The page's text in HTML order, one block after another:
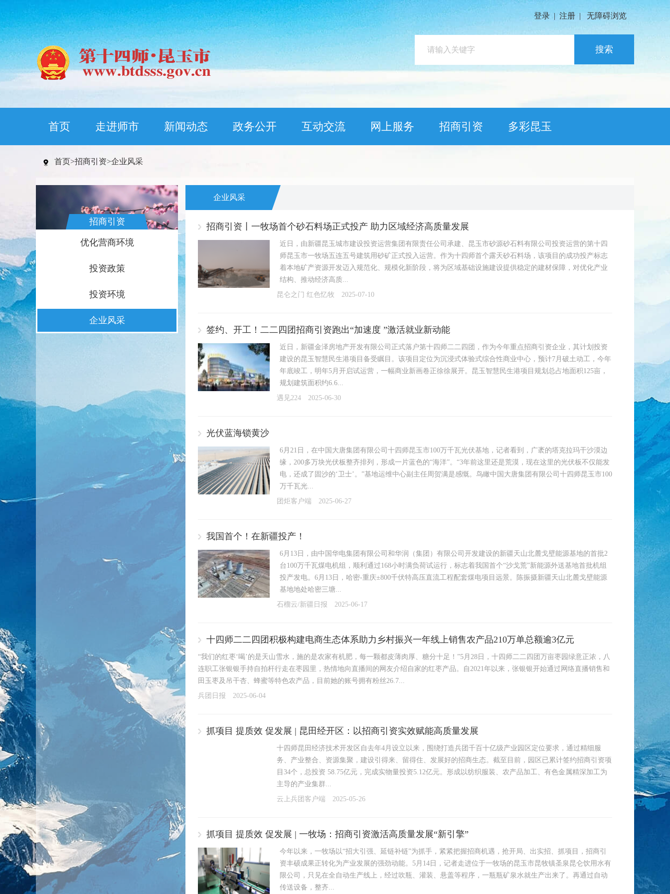
登录 | 注册 | 无障碍浏览
搜索
首页 走进师市 新闻动态 政务公开 互动交流 网上服务 招商引资 多彩昆玉
首页>招商引资>企业风采
招商引资
优化营商环境
投资政策
投资环境
企业风采
企业风采
招商引资丨一牧场首个砂石料场正式投产 助力区域经济高质量发展
近日，由新疆昆玉城市建设投资运营集团有限责任公司承建、昆玉市砂源砂石料有限公司投资运营的第十四
师昆玉市一牧场五连五号建筑用砂矿正式投入运营。作为十四师首个露天砂石料场，该项目的成功投产标志
着本地矿产资源开发迈入规范化、规模化新阶段，将为区域基础设施建设提供稳定的建材保障，对优化产业
结构、推动经济高质...
昆仑之门 红色忆牧
2025-07-10
签约、开工！二二四团招商引资跑出“加速度 ”激活就业新动能
近日，新疆金泽房地产开发有限公司正式落户第十四师二二四团，作为今年重点招商引资企业，其计划投资
建设的昆玉智慧民生港项目备受瞩目。该项目定位为沉浸式体验式综合性商业中心，预计7月破土动工，今年
年底竣工，明年5月开启试运营，一幅商业新画卷正徐徐展开。昆玉智慧民生港项目规划总占地面积125亩，
规划建筑面积约6.6...
遇见224
2025-06-30
光伏蓝海锁黄沙
6月21日，在中国大唐集团有限公司十四师昆玉市100万千瓦光伏基地，记者看到，广袤的塔克拉玛干沙漠边
缘，200多万块光伏板整齐排列，形成一片蓝色的“海洋”。“3年前这里还是荒漠，现在这里的光伏板不仅能发
电，还成了固沙的‘卫士’。”基地运维中心副主任周贺满是感慨。鸟瞰中国大唐集团有限公司十四师昆玉市100
万千瓦光...
团炬客户端
2025-06-27
我国首个！在新疆投产！
6月13日，由中国华电集团有限公司和华润（集团）有限公司开发建设的新疆天山北麓戈壁能源基地的首批2
台100万千瓦煤电机组，顺利通过168小时满负荷试运行，标志着我国首个“沙戈荒”新能源外送基地首批机组
投产发电。6月13日，哈密-重庆±800千伏特高压直流工程配套煤电项目远景。陈振摄新疆天山北麓戈壁能源
基地地处哈密三塘...
石榴云/新疆日报
2025-06-17
十四师二二四团积极构建电商生态体系助力乡村振兴一年线上销售农产品210万单总额逾3亿元
“我们的红枣‘喝’的是天山雪水，施的是农家有机肥，每一颗都皮薄肉厚、糖分十足！”5月28日，十四师二二四团万亩枣园绿意正浓，八
连职工张银银手持自拍杆行走在枣园里，热情地向直播间的网友介绍自家的红枣产品。自2021年以来，张银银开始通过网络直播销售和
田玉枣及吊干杏、蜂蜜等特色农产品，目前她的账号拥有粉丝26.7...
兵团日报
2025-06-04
抓项目 提质效 促发展 | 昆田经开区：以招商引资实效赋能高质量发展
十四师昆田经济技术开发区自去年4月设立以来，围绕打造兵团千百十亿级产业园区定位要求，通过精细服
务、产业整合、资源集聚，建设引得来、留得住、发展好的招商生态。截至目前，园区已累计签约招商引资项
目34个，总投资 58.75亿元，完成实物量投资5.12亿元。形成以纺织服装、农产品加工、有色金属精深加工为
主导的产业集群...
云上兵团客户端
2025-05-26
抓项目 提质效 促发展 | 一牧场：招商引资激活高质量发展“新引擎”
今年以来，一牧场以“招大引强、延链补链”为抓手，紧紧把握招商机遇，抢开局、出实招、抓项目，招商引
资丰硕成果正转化为产业发展的强劲动能。5月14日，记者走进位于一牧场的昆玉市昆牧镇圣泉昆仑饮用水有
限公司，只见在全自动生产线上，经过吹瓶、灌装、悬盖等程序，一瓶瓶矿泉水就生产出来了。再通过自动
传送设备，整齐...